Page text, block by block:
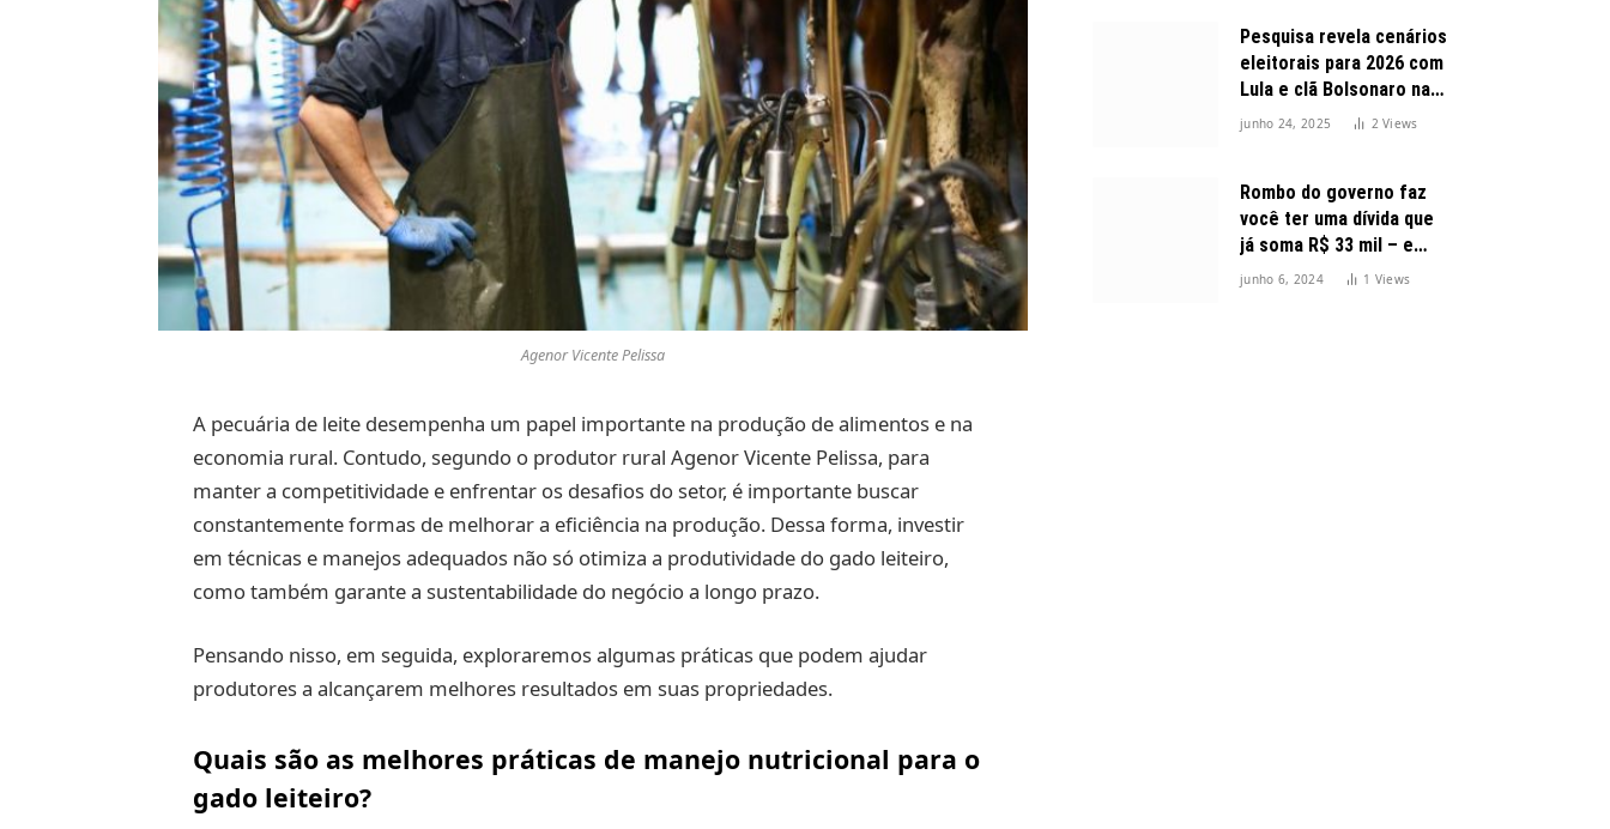
Agenor Vicente Pelissa
A pecuária de leite desempenha um papel importante na produção de alimentos e na
economia rural. Contudo, segundo o produtor rural Agenor Vicente Pelissa, para
manter a competitividade e enfrentar os desafios do setor, é importante buscar
constantemente formas de melhorar a eficiência na produção. Dessa forma, investir
em técnicas e manejos adequados não só otimiza a produtividade do gado leiteiro,
como também garante a sustentabilidade do negócio a longo prazo.
Pensando nisso, em seguida, exploraremos algumas práticas que podem ajudar
produtores a alcançarem melhores resultados em suas propriedades.
Quais são as melhores práticas de manejo nutricional para o
gado leiteiro?
Pesquisa revela cenários
eleitorais para 2026 com
Lula e clã Bolsonaro na
disputa presidencial
junho 24, 2025 2Views
Rombo do governo faz
você ter uma dívida que
já soma R$ 33 mil – e
cresceu 300%
junho 6, 2024 1 Views